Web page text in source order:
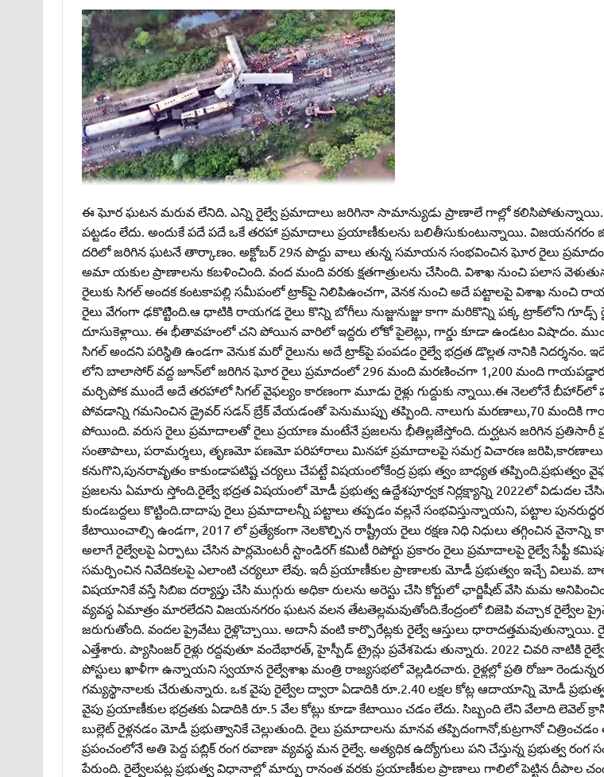
ఈ ఘోర ఘటన మరువ లేనిది. ఎన్ని రైల్వే ప్రమాదాలు జరిగినా సామాన్యుడు ప్రాణాలే గాల్లో కలిసిపోతున్నాయి.
పట్టడం లేదు. అందుకే పదే పదే ఒకే తరహా ప్రమాదాలు ప్రయాణీకులను బలితీసుకుంటున్నాయి. విజయనగరం
దరిలో జరిగిన ఘటనే తార్కాణం. అక్టోబర్‌ 29న పొద్దు వాలు తున్న సమాయన సంభవించిన ఘోర రైలు
అమా యకుల ప్రాణాలను కబళించింది. వంద మంది వరకు క్షతగాత్రులను చేసింది. విశాఖ నుంచి పలాస
రైలుకు సిగల్‌ అందక కంటకాపల్లి సమీపంలో ట్రాక్‌పై నిలిపిఉంచగా, వెనక నుంచి అదే పట్టాలపై విశాఖ నుంచి
రైలు వేగంగా ఢకొట్టిెంది.ఆ ధాటికి రాయగడ రైలు కొన్ని బోగీలు నుజ్జునుజ్జు కాగా మరికొన్ని పక్క ట్రాక్‌లోని గూడ్స్‌
దూసుకెళ్లాయి. ఈ భీతావహంలో చని పోయిన వారిలో ఇద్దరు లోకో పైలెట్లు, గార్డు కూడా ఉండటం విషాదం.
సిగల్‌ అందని పరిస్థితి ఉండగా వెనుక మరో రైలును అదే ట్రాక్‌పై పంపడం రైల్వే భద్రత డొల్లత నానికి నిదర్శనం.
లోని బాలాసోర్‌ వద్ద జూన్‌లో జరిగిన ఘోర రైలు ప్రమాదంలో 296 మంది మరణించగా 1,200 మంది
మర్చిపోక ముందే అదే తరహాలో సిగల్‌ వైఫల్యం కారణంగా మూడు రైళ్లు గుద్దుకు న్నాయి.ఈ నెలలోనే బీహార్‌లో
పోవడాన్ని గమనించిన డ్రైవర్‌ సడన్‌ బ్రేక్‌ వేయడంతో పెనుముప్పు తప్పింది. నాలుగు మరణాలు,70 మందికి
పోయింది. వరుస రైలు ప్రమాదాలతో రైలు ప్రయాణ మంటేనే ప్రజలను భీతిల్లజేస్తోంది. దుర్ఘటన జరిగిన ప్రతిసారీ
సంతాపాలు, పరామర్శలు, తృణమో పణమో పరిహారాలు మినహా ప్రమాదాలపై సమగ్ర విచారణ జరిపి,కారణాలు
కనుగొని,పునరావృతం కాకుండాపటిష్ట చర్యలు చేపట్టే విషయంలోకేంద్ర ప్రభు త్వం బాధ్యత తప్పింది.ప్రభుత్వం
ప్రజలను ఏమారు స్తోంది.రైల్వే భద్రత విషయంలో మోడీ ప్రభుత్వ ఉద్దేశపూర్వక నిర్లక్ష్యాన్ని 2022లో విడుదల
కుండబద్దలు కొట్టింది.దాదాపు రైలు ప్రమాదాలన్నీ పట్టాలు తప్పడం వల్లనే సంభవిస్తున్నాయని, పట్టాల
కేటాయించాల్సి ఉండగా, 2017 లో ప్రత్యేకంగా నెలకొల్పిన రాష్ట్రీయ రైలు రక్షణ నిధి నిధులు తగ్గించిన వైనాన్ని
అలాగే రైల్వేలపై ఏర్పాటు చేసిన పార్లమెంటరీ స్టాండిరగ్‌ కమిటీ రిపోర్టు ప్రకారం రైలు ప్రమాదాలపై రైల్వే సేఫ్టీ
సమర్పించిన నివేదికలపై ఎలాంటి చర్యలూ లేవు. ఇదీ ప్రయాణీకుల ప్రాణాలకు మోడీ ప్రభుత్వం ఇచ్చే
విషయానికే వస్తే సిబిఐ దర్యాప్తు చేసి ముగ్గురు అధికా రులను అరెస్టు చేసి కోర్టులో ఛార్జిషీట్‌ వేసి మమ
వ్యవస్థ ఏమాత్రం మారలేదని విజయనగరం ఘటన వలన తేటతెల్లమవుతోంది.కేంద్రంలో బిజెపి వచ్చాక రైల్వేల
జరుగుతోంది. వందల ప్రైవేటు రైళ్లొచ్చాయి. అదానీ వంటి కార్పొరేట్లకు రైల్వే ఆస్తులు ధారాదత్తమవుతున్నాయి.
ఎత్తేశారు. ప్యాసింజర్‌ రైళ్లు రద్దవుతూ వందేభారత్‌, హైస్పీడ్‌ ట్రైన్లు ప్రవేశపెడు తున్నారు. 2022 చివరి నాటికి
పోస్టులు ఖాళీగా ఉన్నాయని స్వయాన రైల్వేశాఖ మంత్రి రాజ్యసభలో వెల్లడిరచారు. రైళ్లల్లో ప్రతి రోజూ
గమ్యస్థానాలకు చేరుతున్నారు. ఒక వైపు రైల్వేల ద్వారా ఏడాదికి రూ.2.40 లక్షల కోట్ల ఆదాయాన్ని మోడీ
వైపు ప్రయాణీకుల భద్రతకు ఏడాదికి రూ.5 వేల కోట్లు కూడా కేటాయిం చడం లేదు. సిబ్బంది లేని వేలాది లెవెల్‌
బుల్లెట్‌ రైళ్లనడం మోడీ ప్రభుత్వానికే చెల్లుతుంది. రైలు ప్రమాదాలను మానవ తప్పిదంగానో,కుట్రగానో చిత్రించడం
ప్రపంచంలోనే అతి పెద్ద పబ్లిక్‌ రంగ రవాణా వ్యవస్థ మన రైల్వే. అత్యధిక ఉద్యోగులు పని చేస్తున్న ప్రభుత్వ రంగ
పేరుంది. రైల్వేలపట్ల ప్రభుత్వ విధానాల్లో మార్పు రానంత వరకు ప్రయాణీకుల ప్రాణాలు గాలిలో పెట్టిన దీపాల